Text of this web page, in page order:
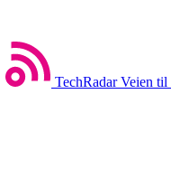
TechRadar Veien til